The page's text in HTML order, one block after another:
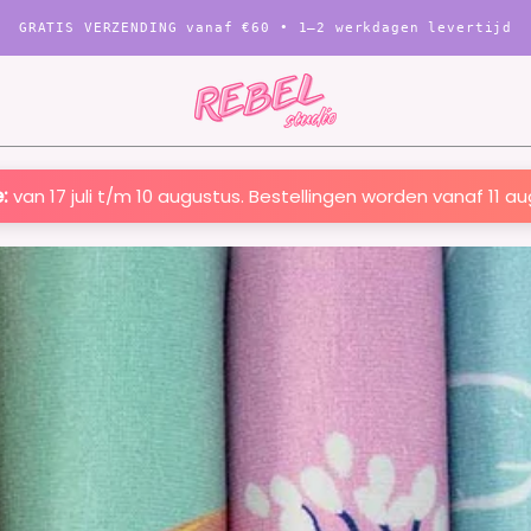
GRATIS VERZENDING vanaf€60 • 1–2 werkdagen levertijd
van 17 juli t/m 10 augustus. Bestellingen worden vanaf 11